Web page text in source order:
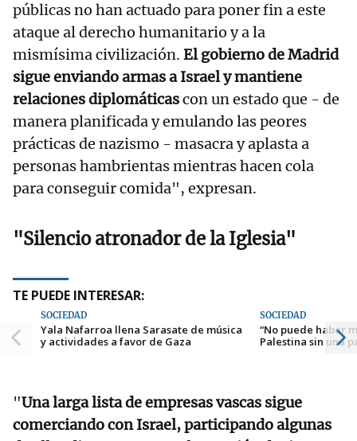
públicas no han actuado para poner fin a este
ataque al derecho humanitario y a la
mismísima civilización. El gobierno de Madrid
sigue enviando armas a Israel y mantiene
relaciones diplomáticascon un estado que - de
manera planificada y emulando las peores
prácticas de nazismo - masacra y aplasta a
personas hambrientas mientras hacen cola
para conseguir comida", expresan.
"Silencio atronador de la Iglesia"
TE PUEDE INTERESAR:
SOCIEDAD
Yala Nafarroa llena Sarasate de música
y actividades a favor de Gaza
SOCIEDAD
“No puede haber
Palestina sin una
"Una larga lista de empresas vascas sigue
comerciando con Israel, participando algunas